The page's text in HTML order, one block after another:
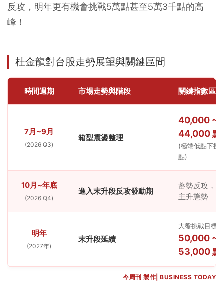
反攻，明年更有機會挑戰5萬點甚至5萬3千點的高
峰！
杜金龍對台股走勢展望與關鍵區間
時間週期 市場走勢與階段 關鍵指數區間
7月~9月
(2026 Q3)
箱型震盪整理
40,000 ~
44,000 點
(極端低點下探
點)
10月~年底
(2026 Q4)
進入末升段反攻發動期
蓄勢反攻，
主升態勢
明年
(2027年)
末升段延續
大盤挑戰目標
50,000 ~
53,000 點
今周刊 製作| BUSINESS TODAY